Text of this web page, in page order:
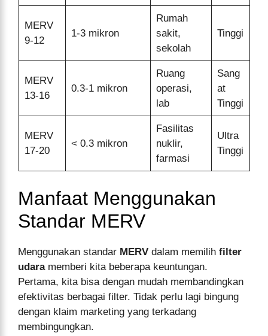
MERV
9-12
1-3 mikron
Rumah
sakit,
sekolah
Tinggi
MERV
13-16
0.3-1 mikron
Ruang
operasi,
lab
Sang
at
Tinggi
MERV
17-20
< 0.3 mikron
Fasilitas
nuklir,
farmasi
Ultra
Tinggi
Manfaat Menggunakan
Standar MERV
Menggunakan standar MERV dalam memilih filter
udaramemberi kita beberapa keuntungan.
Pertama, kita bisa dengan mudah membandingkan
efektivitas berbagai filter. Tidak perlu lagi bingung
dengan klaim marketing yang terkadang
membingungkan.